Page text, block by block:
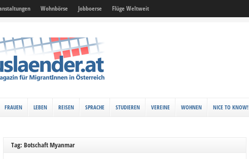
Wohnbörse Jobboerse Flüge Weltweit
FRAUEN LEBEN REISEN SPRACHE STUDIEREN VEREINE WOHNEN NICE TO KNOW!
Tag: Botschaft Myanmar